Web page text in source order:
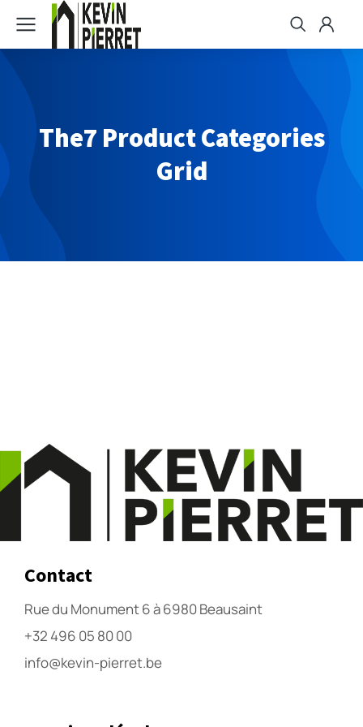
The7 Product Categories
Grid
Contact
Rue du Monument 6 à 6980 Beausaint
+32 496 05 80 00
info@kevin-pierret.be